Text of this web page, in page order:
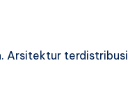
Arsitektur terdistribusi